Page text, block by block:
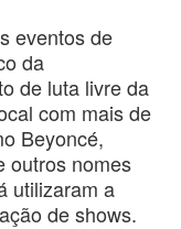
eventos de
da
de luta livre da
com mais de
Beyoncé,
outros nomes
utilizaram a
de shows.